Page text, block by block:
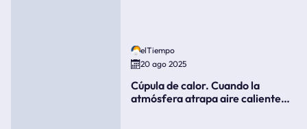
elTiempo
20 ago 2025
Cúpula de calor. Cuando la
atmósfera atrapa aire caliente